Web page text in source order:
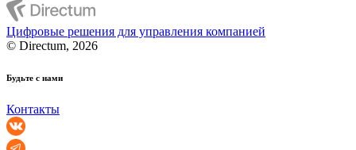
Цифровые решения для управления компанией
© Directum, 2026
Будьте с нами
Контакты